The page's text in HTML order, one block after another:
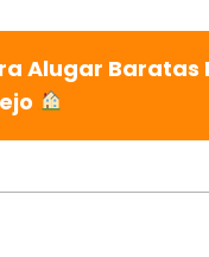
Alugar Baratas